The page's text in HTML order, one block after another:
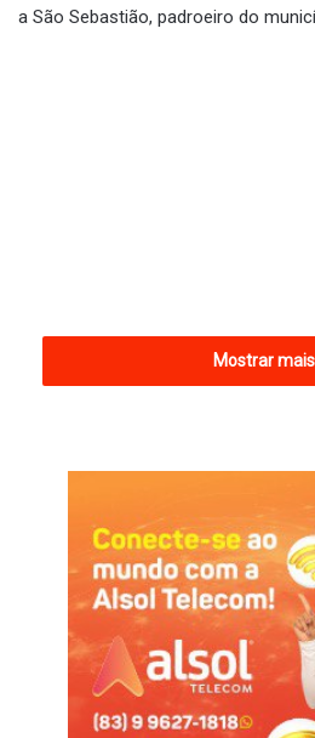
a São Sebastião, padroeiro do
Ponto Facultativo
São
Mostrar mais